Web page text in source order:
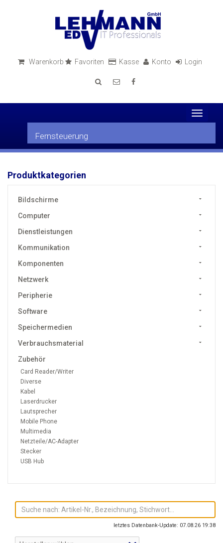
Warenkorb Favoriten Kasse Konto Login
Toggle
Fernsteuerung
Produktkategorien
Bildschirme
Computer
Dienstleistungen
Kommunikation
Komponenten
Netzwerk
Peripherie
Software
Speichermedien
Verbrauchsmaterial
Zubehör
Card Reader/Writer
Diverse
Kabel
Laserdrucker
Lautsprecher
Mobile Phone
Multimedia
Netzteile/AC-Adapter
Stecker
USB Hub
letztes Datenbank-Update: 07.08.26 19:38